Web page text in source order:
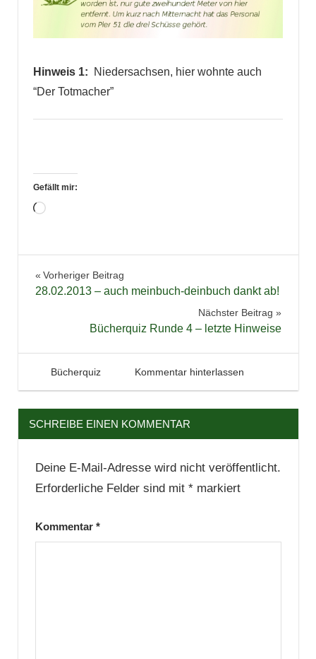
Hinweis 1:
Niedersachsen, hier wohnte auch
“Der Totmacher”
Gefällt mir:
Wird
Bücher
Beitragsnavigation
Vorheriger Beitrag
28.02.2013 – auch meinbuch-deinbuch dankt ab!
Nächster Beitrag
Bücherquiz Runde 4 – letzte Hinweise
19. Februar 2013
Tintenhain
Bücherquiz Kommentar hinterlassen
SCHREIBE EINEN KOMMENTAR
Deine E-Mail-Adresse wird nicht veröffentlicht.
Erforderliche Felder sind mit *markiert
Kommentar *